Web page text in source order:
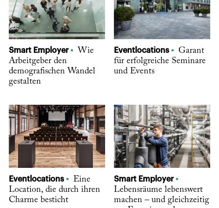
Smart Employer
Wie
Arbeitgeber den
demografischen Wandel
gestalten
Eventlocations
Garant
für erfolgreiche Seminare
und Events
Eventlocations
Eine
Location, die durch ihren
Charme besticht
Smart Employer
Lebensräume lebenswert
machen – und gleichzeitig